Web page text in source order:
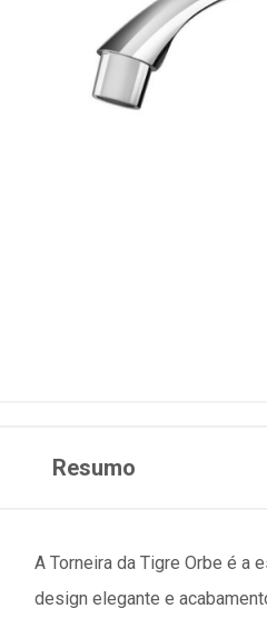
Resumo
A Torneira da Tigre Orbe é a
design elegante e